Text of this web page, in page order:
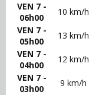
VEN 7 -
06h00
10 km/h
VEN 7 -
05h00
13 km/h
VEN 7 -
04h00
12 km/h
VEN 7 -
03h00
9 km/h